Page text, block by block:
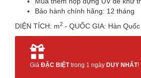
Bảo hành chính hãng: 12 tháng
DIỆN TÍCH: m2 - QUỐC GIA: Hàn Quốc
Giá ĐẶC BIỆTtrong 1 ngày DUY NHẤT!